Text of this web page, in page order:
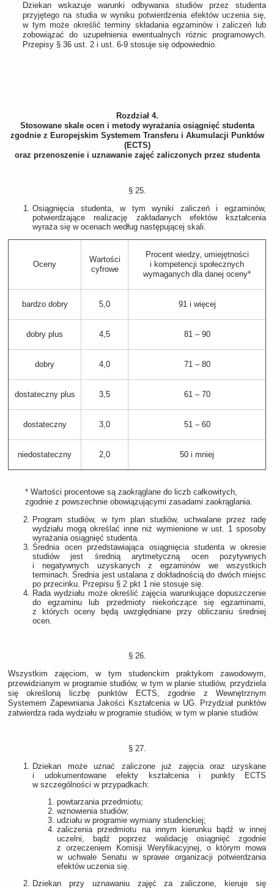
Dziekan wskazuje warunki odbywania studiów przez studenta
przyjętego na studia w wyniku potwierdzenia efektów uczenia się,
w tym może określić terminy składania egzaminów i zaliczeń lub
zobowiązać do uzupełnienia ewentualnych różnic programowych.
Przepisy § 36 ust. 2 i ust. 6-9 stosuje się odpowiednio.
Rozdział 4.
Stosowane skale ocen i metody wyrażania osiągnięć studenta
zgodnie z Europejskim Systemem Transferu i Akumulacji Punktów
(ECTS)
oraz przenoszenie i uznawanie zajęć zaliczonych przez studenta
§ 25.
Osiągnięcia studenta, w tym wyniki zaliczeń i egzaminów,
potwierdzające realizację zakładanych efektów kształcenia
wyraża się w ocenach według następującej skali.
Oceny
Wartości
cyfrowe
Procent wiedzy, umiejętności
i kompetencji społecznych
wymaganych dla danej oceny*
bardzo dobry 5,0 91 i więcej
dobry plus 4,5 81 – 90
dobry 4,0 71 – 80
dostateczny plus 3,5 61 – 70
dostateczny 3,0 51 – 60
niedostateczny 2,0 50 i mniej
* Wartości procentowe są zaokrąglane do liczb całkowitych,
zgodnie z powszechnie obowiązującymi zasadami zaokrąglania.
Program studiów, w tym plan studiów, uchwalane przez radę
wydziału mogą określać inne niż wymienione w ust. 1 sposoby
wyrażania osiągnięć studenta.
Średnia ocen przedstawiająca osiągnięcia studenta w okresie
studiów jest średnią arytmetyczną ocen pozytywnych
i negatywnych uzyskanych z egzaminów we wszystkich
terminach. Średnia jest ustalana z dokładnością do dwóch miejsc
po przecinku. Przepisu § 2 pkt 1 nie stosuje się.
Rada wydziału może określić zajęcia warunkujące dopuszczenie
do egzaminu lub przedmioty niekończące się egzaminami,
z których oceny będą uwzględniane przy obliczaniu średniej
ocen.
§ 26.
Wszystkim zajęciom, w tym studenckim praktykom zawodowym,
przewidzianym w programie studiów, w tym w planie studiów, przydziela
się określoną liczbę punktów ECTS, zgodnie z Wewnętrznym
Systemem Zapewniania Jakości Kształcenia w UG. Przydział punktów
zatwierdza rada wydziału w programie studiów, w tym w planie studiów.
§ 27.
Dziekan może uznać zaliczone już zajęcia oraz uzyskane
i udokumentowane efekty kształcenia i punkty ECTS
w szczególności w przypadkach:
powtarzania przedmiotu;
wznowienia studiów;
udziału w programie wymiany studenckiej;
zaliczenia przedmiotu na innym kierunku bądź w innej
uczelni, bądź poprzez walidację osiągnięć zgodnie
z orzeczeniem Komisji Weryfikacyjnej, o którym mowa
w uchwale Senatu w sprawie organizacji potwierdzania
efektów uczenia się.
Dziekan przy uznawaniu zajęć za zaliczone, kieruje się